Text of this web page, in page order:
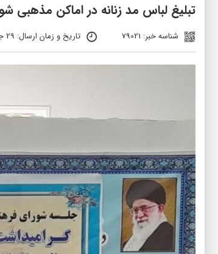
تبلیغ لباس مد زنانه در اماکن مذهبی
شناسه خبر: 79021 تاریخ و زمان ارسال: 29 جولای 2024 ساعت 11:41